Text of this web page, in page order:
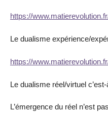
https://
Le dualisme expérience/
https://
Le dualisme réel/virtuel
L’émergence du réel n’est